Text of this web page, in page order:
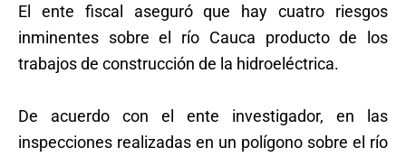
El ente fiscal aseguró que hay cuatro riesgos
inminentes sobre el río Cauca producto de los
trabajos de construcción de la hidroeléctrica.
De acuerdo con el ente investigador, en las
inspecciones realizadas en un polígono sobre el río